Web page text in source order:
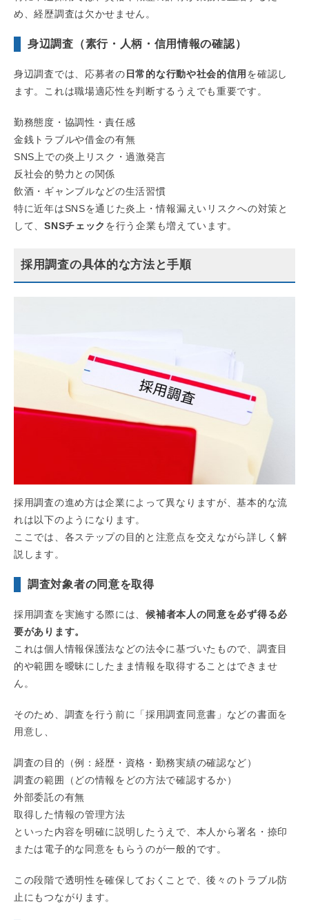
め、経歴調査は欠かせません。
身辺調査（素行・人柄・信用情報の確認）
身辺調査では、応募者の日常的な行動や社会的信用を確認し
ます。これは職場適応性を判断するうえでも重要です。
勤務態度・協調性・責任感
金銭トラブルや借金の有無
SNS上での炎上リスク・過激発言
反社会的勢力との関係
飲酒・ギャンブルなどの生活習慣
特に近年はSNSを通じた炎上・情報漏えいリスクへの対策と
して、SNSチェック を行う企業も増えています。
採用調査の具体的な方法と手順
採用調査の進め方は企業によって異なりますが、基本的な流
れは以下のようになります。
ここでは、各ステップの目的と注意点を交えながら詳しく解
説します。
調査対象者の同意を取得
採用調査を実施する際には、候補者本人の同意を必ず得る必
要があります。
これは個人情報保護法などの法令に基づいたもので、調査目
的や範囲を曖昧にしたまま情報を取得することはできませ
ん。
そのため、調査を行う前に「採用調査同意書」などの書面を
用意し、
調査の目的（例：経歴・資格・勤務実績の確認など）
調査の範囲（どの情報をどの方法で確認するか）
外部委託の有無
取得した情報の管理方法
といった内容を明確に説明したうえで、本人から署名・捺印
または電子的な同意をもらうのが一般的です。
この段階で透明性を確保しておくことで、後々のトラブル防
止にもつながります。